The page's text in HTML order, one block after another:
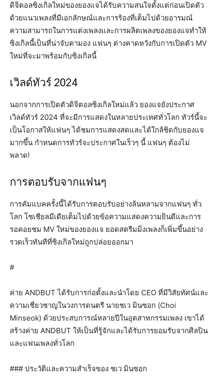
ดิจิตอลซิงเกิลใหม่ของยองแจได้รับความสนใจตั้งแต่ก่อนเปิดตัว
ด้วยแนวเพลงที่มีเอกลักษณ์และการร้องที่เต็มไปด้วยอารมณ์
ความสามารถในการแต่งเพลงและการผลิตเพลงของยองแจทำให้
ซิงเกิลนี้เป็นที่น่าจับตามอง แฟนๆ ต่างคาดหวังกับการเปิดตัว MV
ใหม่ที่จะมาพร้อมกับซิงเกิลนี้
เวิลด์ทัวร์ 2024
นอกจากการเปิดตัวดิจิตอลซิงเกิลใหม่แล้ว ยองแจยังประกาศ
เวิลด์ทัวร์ 2024 ที่จะมีการแสดงในหลายประเทศทั่วโลก ทัวร์นี้จะ
เป็นโอกาสให้แฟนๆ ได้ชมการแสดงสดและได้ใกล้ชิดกับยองแจ
มากขึ้น กำหนดการทัวร์จะประกาศในเร็วๆ นี้ แฟนๆ ต้องไม่
พลาด!
การตอบรับจากแฟนๆ
การคัมแบคครั้งนี้ได้รับการตอบรับอย่างล้นหลามจากแฟนๆ ทั่ว
โลก โซเชียลมีเดียเต็มไปด้วยข้อความแสดงความยินดีและการ
รอคอยชม MV ใหม่ของยองแจ ยอดสตรีมมิ่งเพลงก็เพิ่มขึ้นอย่าง
รวดเร็วทันทีที่ซิงเกิลใหม่ถูกปล่อยออกมา
#
ค่าย ANDBUT ได้รับการก่อตั้งและนำโดย CEO ที่มีวิสัยทัศน์และ
ความเชี่ยวชาญในวงการดนตรี นายชเว มินซอก (Choi
Minseok) ด้วยประสบการณ์หลายปีในอุตสาหกรรมเพลง เขาได้
สร้างค่าย ANDBUT ให้เป็นที่รู้จักและได้รับการยอมรับจากศิลปิน
และแฟนเพลงทั่วโลก
### ประวัติและความสำเร็จของ ชเว มินซอก